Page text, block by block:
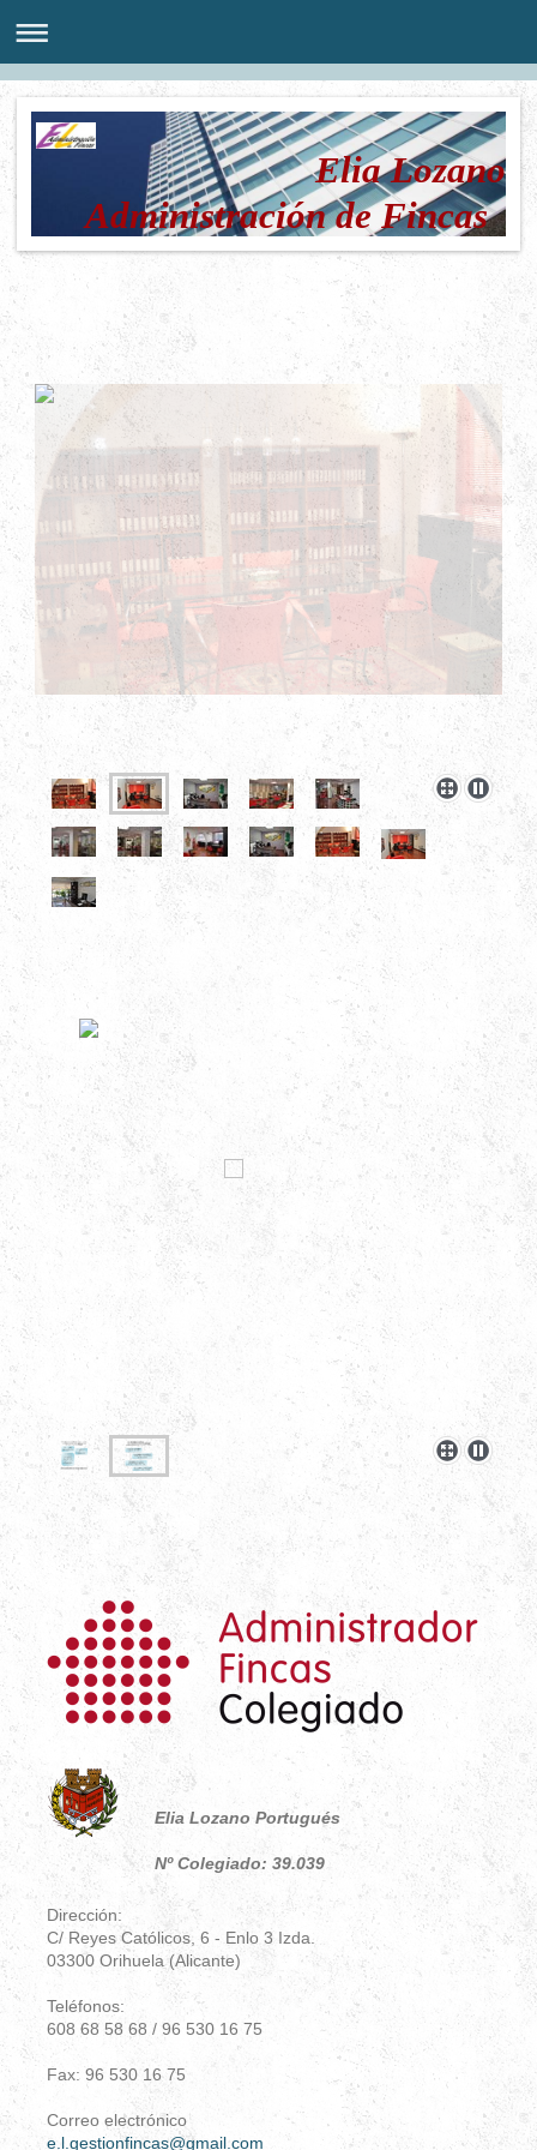
Elia Lozano
Administración de Fincas
Elia Lozano Portugués
Nº Colegiado: 39.039
Dirección:
C/ Reyes Católicos, 6 - Enlo 3 Izda.
03300 Orihuela (Alicante)
Teléfonos:
608 68 58 68 / 96 530 16 75
Fax: 96 530 16 75
Correo electrónico
e.l.gestionfincas@gmail.com